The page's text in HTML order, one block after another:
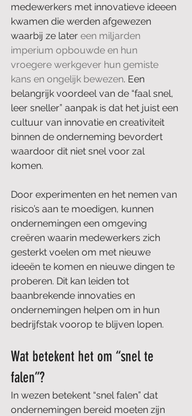
medewerkers met innovatieve ideeen
kwamen die werden afgewezen
waarbij ze later een miljarden
imperium opbouwde en hun
vroegere werkgever hun gemiste
kans en ongelijk bewezen. Een
belangrijk voordeel van de “faal snel,
leer sneller” aanpak is dat het juist een
cultuur van innovatie en creativiteit
binnen de onderneming bevordert
waardoor dit niet snel voor zal
komen.
Door experimenten en het nemen van
risico’s aan te moedigen, kunnen
ondernemingen een omgeving
creëren waarin medewerkers zich
gesterkt voelen om met nieuwe
ideeën te komen en nieuwe dingen te
proberen. Dit kan leiden tot
baanbrekende innovaties en
ondernemingen helpen om in hun
bedrijfstak voorop te blijven lopen.
Wat betekent het om “snel te
falen”?
In wezen betekent “snel falen” dat
ondernemingen bereid moeten zijn